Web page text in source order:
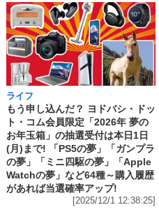
ライフ
もう申し込んだ？ ヨドバシ・ドッ
ト・コム会員限定「2026年 夢の
お年玉箱」の抽選受付は本日1日
(月)まで! 「PS5の夢」「ガンプラ
の夢」「ミニ四駆の夢」「Apple
Watchの夢」など64種～購入履歴
があれば当選確率アップ!
[2025/12/1 12:38:25]